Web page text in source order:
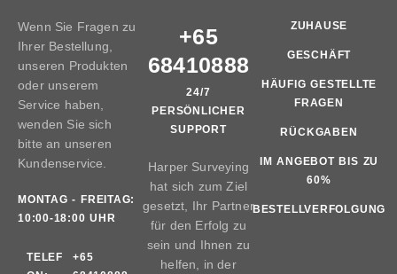
Wenn Sie Fragen zu
Ihrer Bestellung,
unseren Produkten
oder unserem
Service haben,
wenden Sie sich
bitte an unseren
Kundenservice.
MONTAG - FREITAG:
10:00-18:00 UHR
TELEF
+65
+65
68410888
24/7
PERSÖNLICHER
SUPPORT
Harper Surveying
hat sich zum Ziel
gesetzt, Ihr Partner
für den Erfolg zu
sein und Ihnen zu
helfen, in der
ZUHAUSE
GESCHÄFT
HÄUFIG GESTELLTE
FRAGEN
RÜCKGABEN
IM ANGEBOT BIS ZU
60%
BESTELLVERFOLGUNG